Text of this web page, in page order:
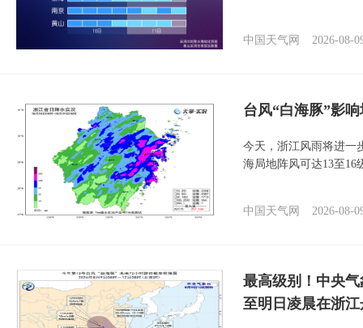
中国天气网 2026-08-
台风“白海豚”影
今天，浙江风雨将进一
海局地阵风可达13至16
中国天气网 2026-08-
最高级别！中央
至明日凌晨在浙